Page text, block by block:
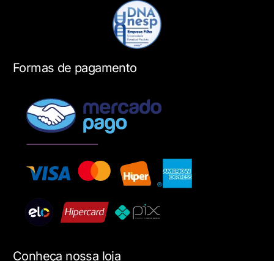
Formas de pagamento
Conheça nossa loja